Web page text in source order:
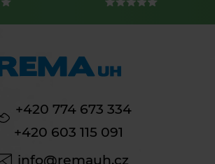
+420 774 673 334
+420 603 115 091
info@remauh.cz